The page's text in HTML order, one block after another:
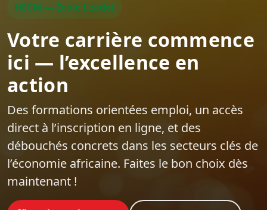
HECM — École Leader
Votre carrière commence
ici — l’excellence en
action
Des formations orientées emploi‍, un accès
direct à l’inscription en ligne, et des
débouchés concrets dans les secteurs clés de
l’économie africaine. Faites le bon choix dès
maintenant !